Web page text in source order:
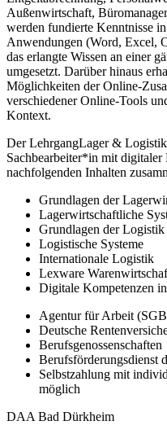
Außenwirtschaft,
werden fundierte Kenntnisse
Anwendungen (Word, Excel,
das erlangte Wissen an einer
umgesetzt. Darüber hinaus
Möglichkeiten der Online-
verschiedener Online-Tools
Kontext.
Der LehrgangLager &
Sachbearbeiter*in mit digitaler
nachfolgenden Inhalten
Grundlagen der
Lagerwirtschaftliche
Grundlagen der Logistik
Logistische Systeme
Internationale Logistik
Lexware
Digitale Kompetenzen
Agentur für Arbeit
Deutsche
Berufsgenossenschaften
Berufsförderungsdienst
Selbstzahlung mit
möglich
DAA Bad Dürkheim